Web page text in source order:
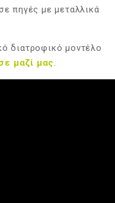
πηγές με μεταλλικά
διατροφικό μοντέλο
μαζί μας.